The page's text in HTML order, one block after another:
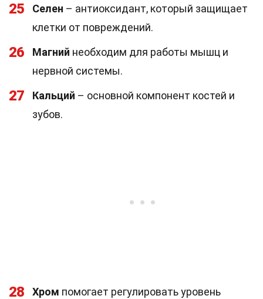
25 Селен – антиоксидант, который защищает
клетки от повреждений.
26 Магний необходим для работы мышц и
нервной системы.
27 Кальций – основной компонент костей и
зубов.
28 Хром помогает регулировать уровень